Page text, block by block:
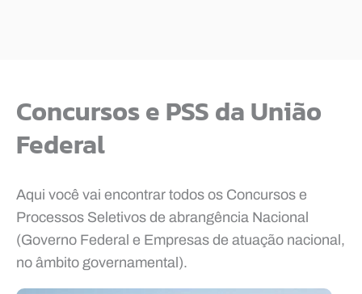
Concursos e PSS da União
Federal
Aqui você vai encontrar todos os Concursos e
Processos Seletivos de abrangência Nacional
(Governo Federal e Empresas de atuação nacional,
no âmbito governamental).